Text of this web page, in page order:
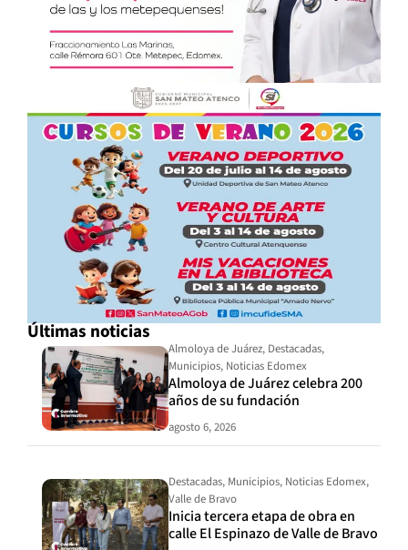
Últimas noticias
Almoloya de Juárez, Destacadas,
Municipios, Noticias Edomex
Almoloya de Juárez celebra 200
años de su fundación
agosto 6, 2026
Destacadas, Municipios, Noticias Edomex,
Valle de Bravo
Inicia tercera etapa de obra en
calle El Espinazo de Valle de Bravo